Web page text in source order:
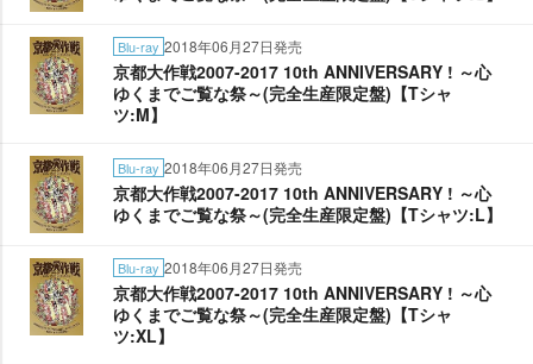
Blu-ray 2018年06月27日発売
京都大作戦2007-2017 10th ANNIVERSARY ! ～心
ゆくまでご覧な祭～(完全生産限定盤)【Tシャ
ツ:M】
Blu-ray 2018年06月27日発売
京都大作戦2007-2017 10th ANNIVERSARY ! ～心
ゆくまでご覧な祭～(完全生産限定盤)【Tシャツ:L】
Blu-ray 2018年06月27日発売
京都大作戦2007-2017 10th ANNIVERSARY ! ～心
ゆくまでご覧な祭～(完全生産限定盤)【Tシャ
ツ:XL】